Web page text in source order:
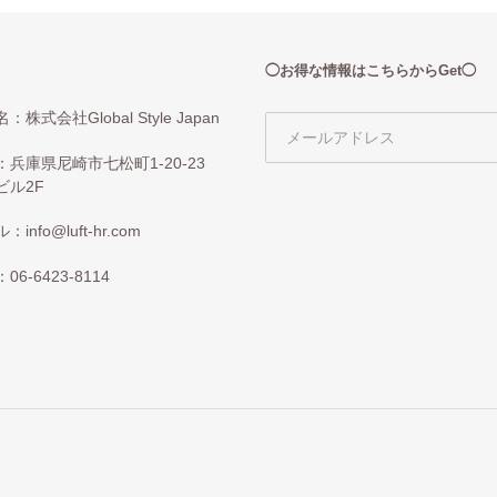
：株式会社Global Style Japan
兵庫県尼崎市七松町1-20-23
ル2F
：info@luft-hr.com
06-6423-8114
◯お得な情報はこちらからGet◯